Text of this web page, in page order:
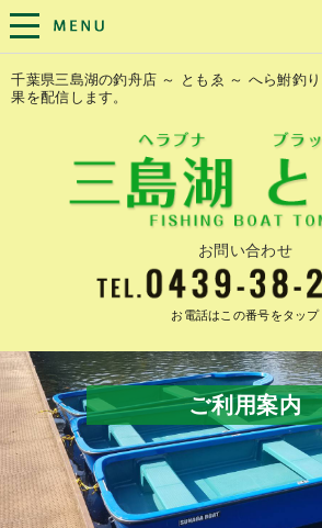
千葉県三島湖の釣舟店 ～ ともゑ ～ へら鮒釣
果を配信します。
お問い合わせ
お電話はこの番号をタップ
ご利用案内